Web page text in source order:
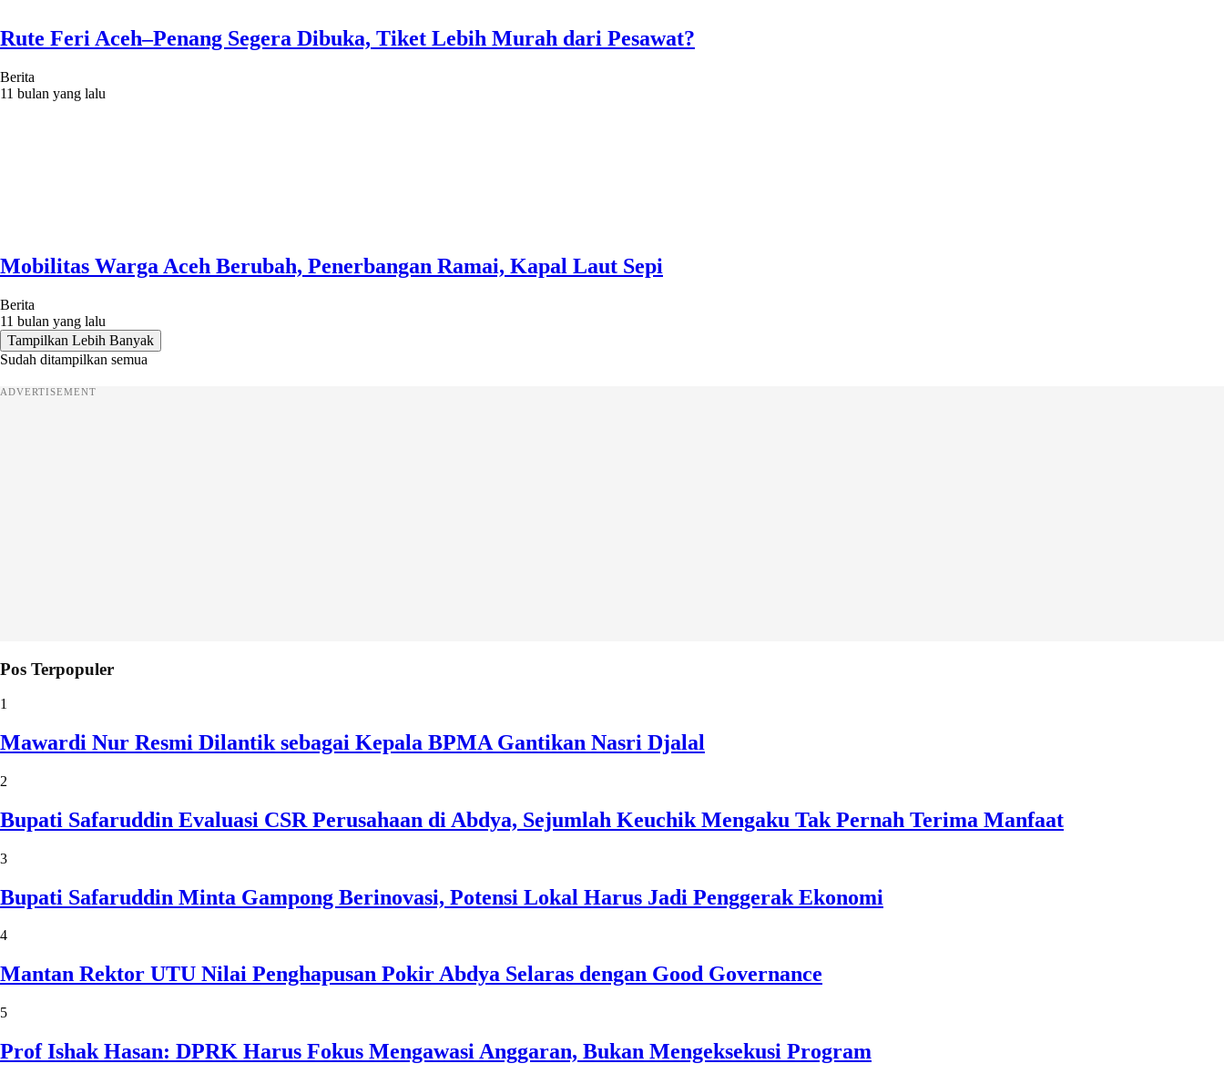
Rute Feri Aceh–Penang Segera Dibuka, Tiket Lebih Murah dari Pesawat?
Berita
11 bulan yang lalu
Mobilitas Warga Aceh Berubah, Penerbangan Ramai, Kapal Laut Sepi
Berita
11 bulan yang lalu
Tampilkan Lebih Banyak
Sudah ditampilkan semua
ADVERTISEMENT
Pos Terpopuler
1
Mawardi Nur Resmi Dilantik sebagai Kepala BPMA Gantikan Nasri Djalal
2
Bupati Safaruddin Evaluasi CSR Perusahaan di Abdya, Sejumlah Keuchik Mengaku Tak Pernah Terima Manfaat
3
Bupati Safaruddin Minta Gampong Berinovasi, Potensi Lokal Harus Jadi Penggerak Ekonomi
4
Mantan Rektor UTU Nilai Penghapusan Pokir Abdya Selaras dengan Good Governance
5
Prof Ishak Hasan: DPRK Harus Fokus Mengawasi Anggaran, Bukan Mengeksekusi Program